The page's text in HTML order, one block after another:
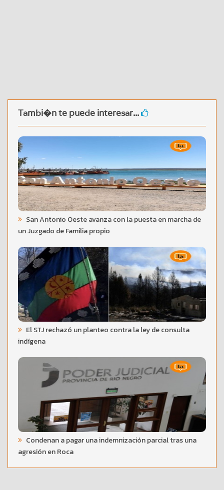
Tambi�n te puede interesar...
San Antonio Oeste avanza con la puesta en marcha de
un Juzgado de Familia propio
El STJ rechazó un planteo contra la ley de consulta
indígena
Condenan a pagar una indemnización parcial tras una
agresión en Roca